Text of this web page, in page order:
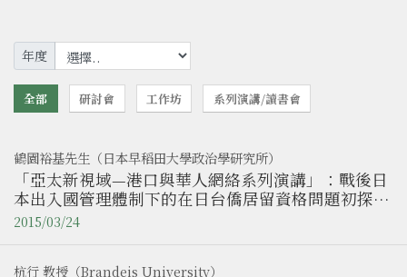
年度
全部 研討會 工作坊 系列演講/讀書會
鶴園裕基先生（日本早稻田大學政治學研究所）
「亞太新視域—港口與華人網絡系列演講」：戰後日
本出入國管理體制下的在日台僑居留資格問題初探－
國府外交部對日交涉過程為例（1960-1972）／鶴園
裕基先生（日本早稻田大學政治學研究所）
2015/03/24
杭行 教授（Brandeis University）